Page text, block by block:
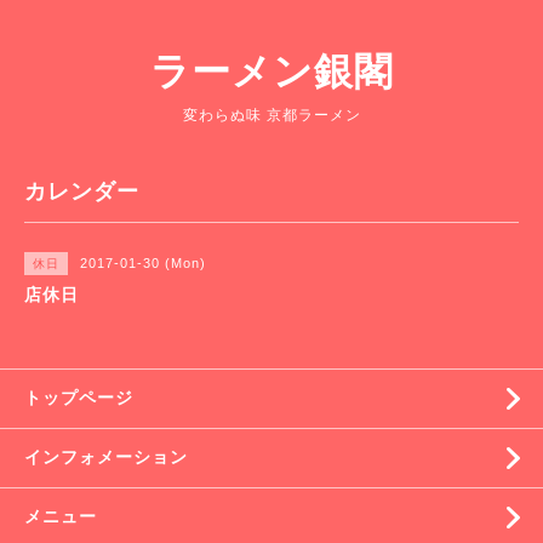
ラーメン銀閣
変わらぬ味 京都ラーメン
カレンダー
休日 2017-01-30 (Mon)
店休日
トップページ
インフォメーション
メニュー